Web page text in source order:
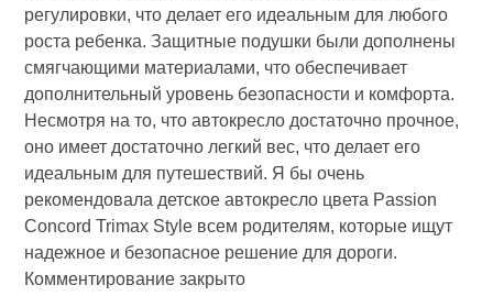
регулировки, что делает его идеальным для любого
роста ребенка. Защитные подушки были дополнены
смягчающими материалами, что обеспечивает
дополнительный уровень безопасности и комфорта.
Несмотря на то, что автокресло достаточно прочное,
оно имеет достаточно легкий вес, что делает его
идеальным для путешествий. Я бы очень
рекомендовала детское автокресло цвета Passion
Concord Trimax Style всем родителям, которые ищут
надежное и безопасное решение для дороги.
Комментирование закрыто